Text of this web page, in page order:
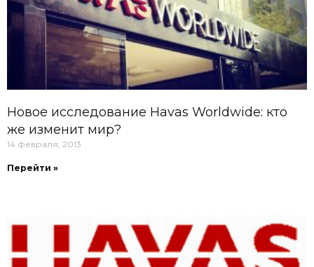
Новое исследование Havas Worldwide: кто
же изменит мир?
14 февраля, 2013
Перейти »